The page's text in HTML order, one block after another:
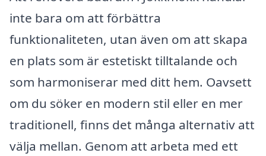
inte bara om att förbättra
funktionaliteten, utan även om att skapa
en plats som är estetiskt tilltalande och
som harmoniserar med ditt hem. Oavsett
om du söker en modern stil eller en mer
traditionell, finns det många alternativ att
välja mellan. Genom att arbeta med ett